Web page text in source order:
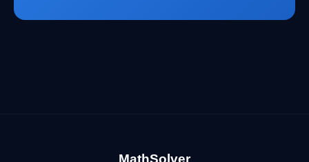
MathSolver